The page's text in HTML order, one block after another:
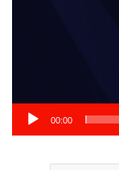
00:00